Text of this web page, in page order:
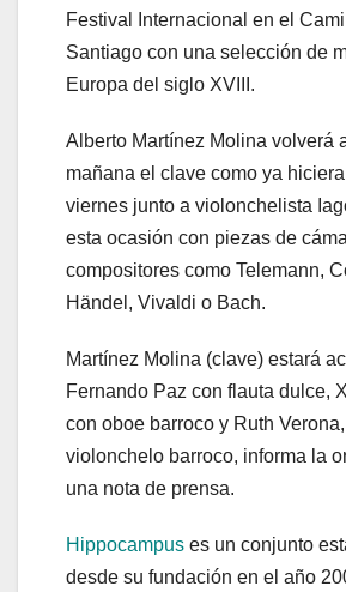
Festival Internacional en el
Santiago con una selección de
Europa del siglo XVIII.
Alberto Martínez Molina volverá
mañana el clave como ya
viernes junto a violonchelista
esta ocasión con piezas de
compositores como Telemann,
Händel, Vivaldi o Bach.
Martínez Molina (clave) estará
Fernando Paz con flauta dulce,
con oboe barroco y Ruth
violonchelo barroco, informa la
una nota de prensa.
Hippocampus es un conjunto
desde su fundación en el año